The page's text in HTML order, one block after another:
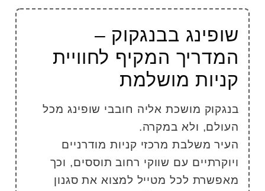
בבנגקוק –
המקיף לחוויית
מושלמת
מושכת אליה חובבי שופינג מכל
ולא במקרה.
משלבת מרכזי קניות מודרניים
עם שווקי רחוב תוססים, וכך
לכל מטייל למצוא את סגנון